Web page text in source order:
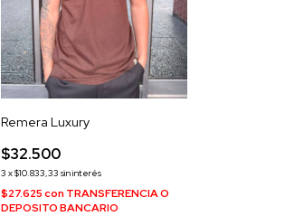
Remera Luxury
$32.500
3 x$10.833,33 sin interés
$27.625con TRANSFERENCIA O
DEPOSITO BANCARIO